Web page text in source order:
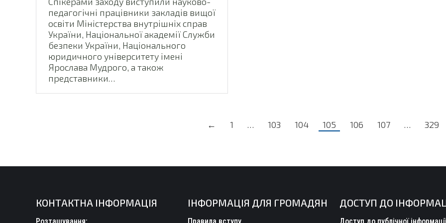
педагогічні працівники закладів вищої
освіти Міністерства внутрішніх справ
України, Національної академії Служби
безпеки України, Національного
юридичного університету імені
Ярослава Мудрого, а також
представники…
← 1 … 103 104 105 106 107 … 329
КОНТАКТНА ІНФОРМАЦІЯ
Розташування:
ІНФОРМАЦІЯ ДЛЯ ГРОМАДЯН
Правила вступу
ДОСТУП ДО
Доступ до публічної